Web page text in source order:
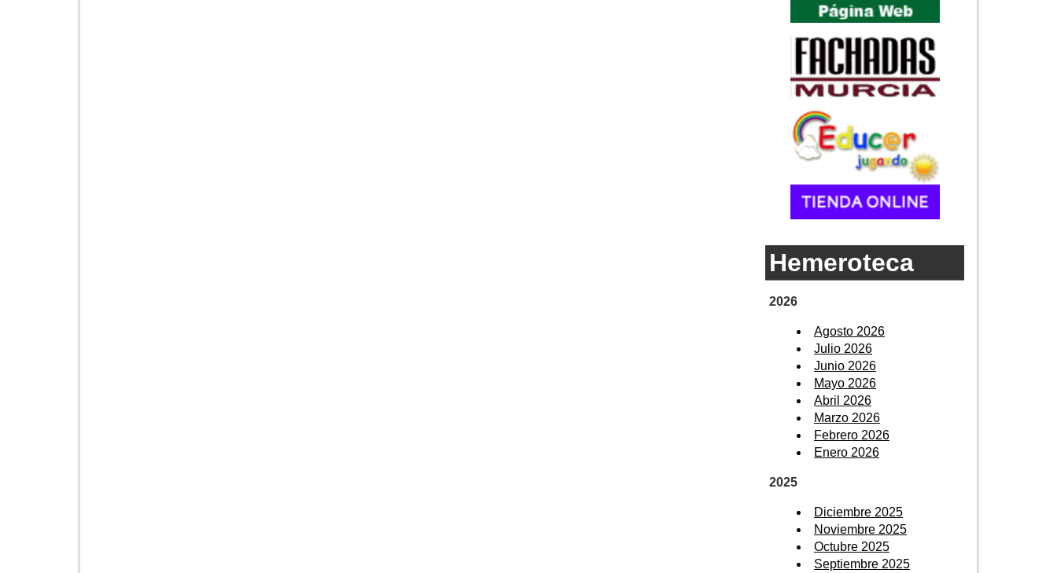
Hemeroteca
2026
Agosto 2026
Julio 2026
Junio 2026
Mayo 2026
Abril 2026
Marzo 2026
Febrero 2026
Enero 2026
2025
Diciembre 2025
Noviembre 2025
Octubre 2025
Septiembre 2025